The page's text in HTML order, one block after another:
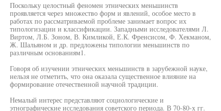
Поскольку целостный феномен этнических меньшинств
проявляется через множество форм и явлений, особое место в
работах по рассматриваемой проблеме занимает вопрос их
типологизации и классификации. Западными исследователями Л.
Виртом, Л.Б. Зоном, В. Кимликой, Е.К. Френсисом, Ф. Хекманом,
Ж. Шальяном и др. предложены типологии меньшинств по
различным основаниям1.
Говоря об изучении этнических меньшинств в зарубежной науке,
нельзя не отметить, что она оказала существенное влияние на
формирование отечественной научной традиции.
Немалый интерес представляют социологические и
этнографические исследования советского периода. В 70-80-х гг.